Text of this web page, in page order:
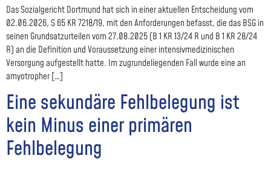
Das Sozialgericht Dortmund hat sich in einer aktuellen Entscheidung vom
02.06.2026, S 65 KR 7218/19, mit den Anforderungen befasst, die das BSG in
seinen Grundsatzurteilen vom 27.08.2025 (B 1 KR 13/24 R und B 1 KR 28/24
R) an die Definition und Voraussetzung einer intensivmedizinischen
Versorgung aufgestellt hatte. Im zugrundeliegenden Fall wurde eine an
amyotropher […]
Eine sekundäre Fehlbelegung ist
kein Minus einer primären
Fehlbelegung